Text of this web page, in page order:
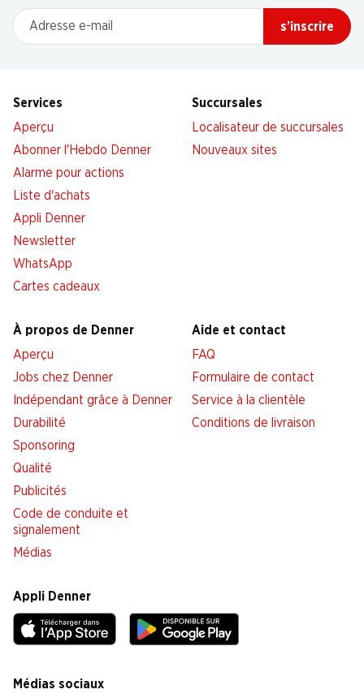
Adresse e-mail
s’inscrire
Services
Aperçu
Abonner l'Hebdo Denner
Alarme pour actions
Liste d'achats
Appli Denner
Newsletter
WhatsApp
Cartes cadeaux
Succursales
Localisateur de succursales
Nouveaux sites
À propos de Denner
Aperçu
Jobs chez Denner
Indépendant grâce à Denner
Durabilité
Sponsoring
Qualité
Publicités
Code de conduite et
signalement
Médias
Aide et contact
FAQ
Formulaire de contact
Service à la clientèle
Conditions de livraison
Appli Denner
Médias sociaux